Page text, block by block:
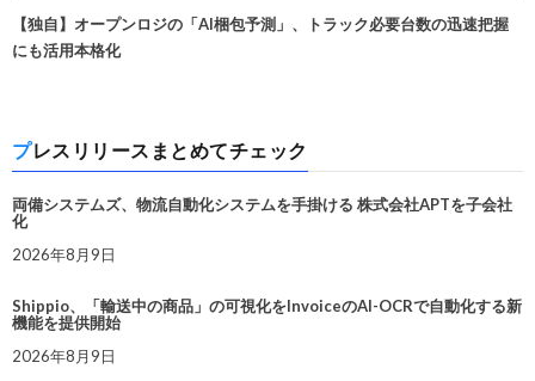
【独自】オープンロジの「AI梱包予測」、トラック必要台数の迅速把握
にも活用本格化
プレスリリースまとめてチェック
両備システムズ、物流自動化システムを手掛ける 株式会社APTを子会社
化
2026年8月9日
Shippio、「輸送中の商品」の可視化をInvoiceのAI-OCRで自動化する新
機能を提供開始
2026年8月9日